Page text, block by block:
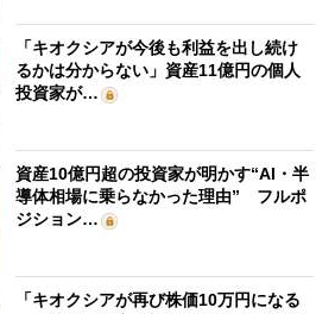
「キオクシアが今後も利益を出し続け
るかは分からない」資産11億円の個人
投資家が…
資産10億円超の投資家が明かす“AI・半
導体相場に乗らなかった理由” フルポ
ジション…
「キオクシアが再び株価10万円になる